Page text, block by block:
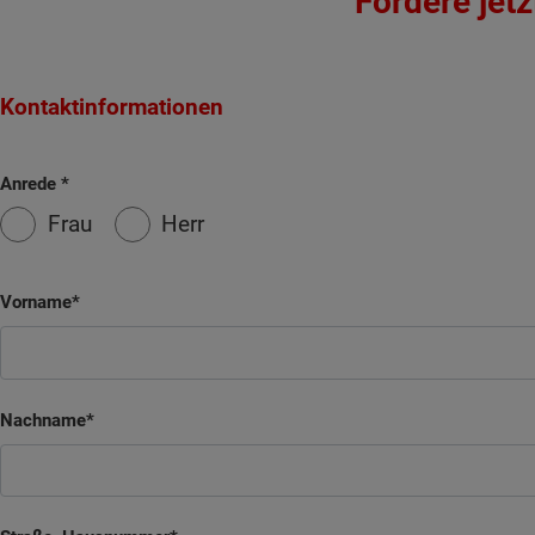
Kontaktinformationen
Anrede
Frau Herr
Vorname
Nachname